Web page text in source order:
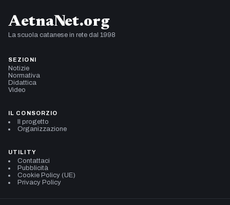
AetnaNet.org
La scuola catanese in rete dal 1998
SEZIONI
Notizie
Normativa
Didattica
Video
IL CONSORZIO
Il progetto
Organizzazione
UTILITY
Contattaci
Pubblicità
Cookie Policy (UE)
Privacy Policy